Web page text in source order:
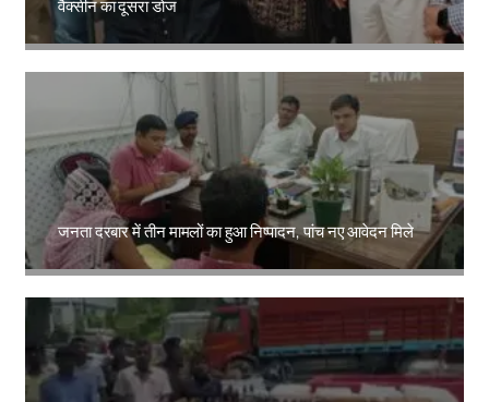
वैक्सीन का दूसरा डोज
Amit Lekh
जनता दरबार में तीन मामलों का हुआ निष्पादन, पांच नए आवेदन मिले
Amit Lekh